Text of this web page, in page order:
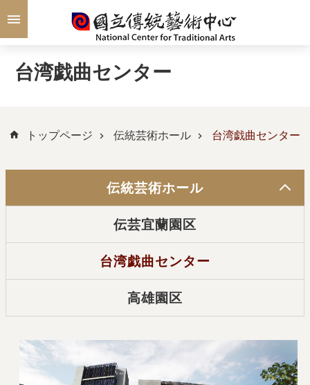
メインのコンテンツブロックにジャンプします
台湾戯曲センター
トップページ 伝統芸術ホール 台湾戯曲センター
伝統芸術ホール
伝芸宜蘭園区
台湾戯曲センター
高雄園区